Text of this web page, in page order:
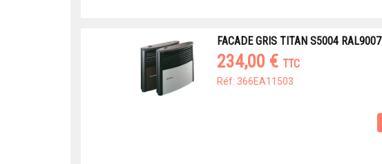
FACADE GRIS TITAN S5004 RAL9007
234,00 € TTC
Réf: 366EA11503